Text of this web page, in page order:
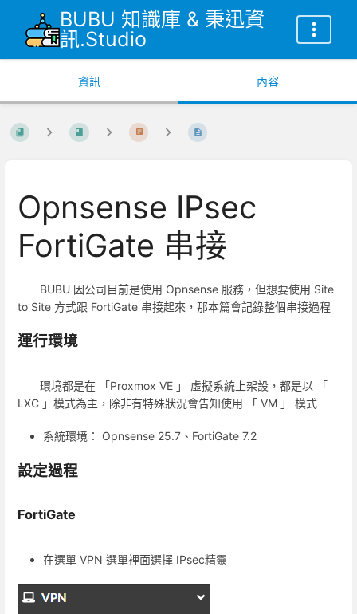
BUBU 知識庫 & 秉迅資
訊.Studio
資訊 內容
Opnsense IPsec
FortiGate 串接
BUBU 因公司目前是使用 Opnsense 服務，但想要使用 Site
to Site 方式跟 FortiGate 串接起來，那本篇會記錄整個串接過程
運行環境
環境都是在 「Proxmox VE 」 虛擬系統上架設，都是以 「
LXC 」模式為主，除非有特殊狀況會告知使用 「 VM 」 模式
系統環境： Opnsense 25.7、FortiGate 7.2
設定過程
FortiGate
在選單 VPN 選單裡面選擇 IPsec精靈